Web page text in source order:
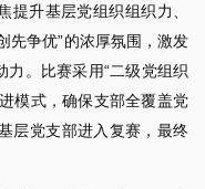
提升基层党组织组织力、
先争优”的浓厚氛围，激发
力。比赛采用“二级党组织
式，确保支部全覆盖党
层党支部进入复赛，最终